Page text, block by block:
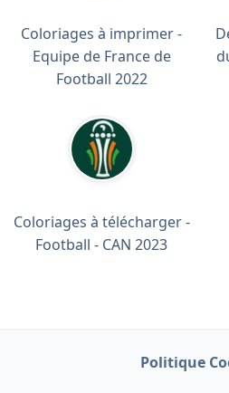
Coloriages à imprimer -
Equipe de France de
Football 2022
Coloriages à télécharger -
Football - CAN 2023
Politique